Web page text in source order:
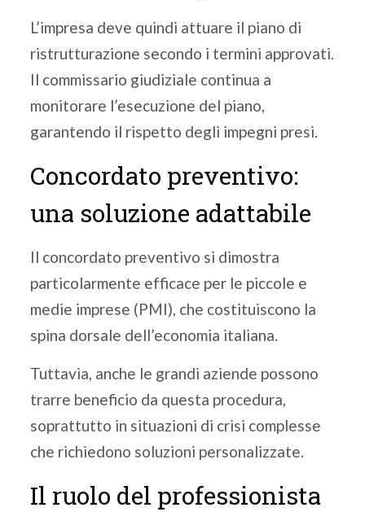
L’impresa deve quindi attuare il piano di
ristrutturazione secondo i termini approvati.
Il commissario giudiziale continua a
monitorare l’esecuzione del piano,
garantendo il rispetto degli impegni presi.
Concordato preventivo:
una soluzione adattabile
Il concordato preventivo si dimostra
particolarmente efficace per le piccole e
medie imprese (PMI), che costituiscono la
spina dorsale dell’economia italiana.
Tuttavia, anche le grandi aziende possono
trarre beneficio da questa procedura,
soprattutto in situazioni di crisi complesse
che richiedono soluzioni personalizzate.
Il ruolo del professionista